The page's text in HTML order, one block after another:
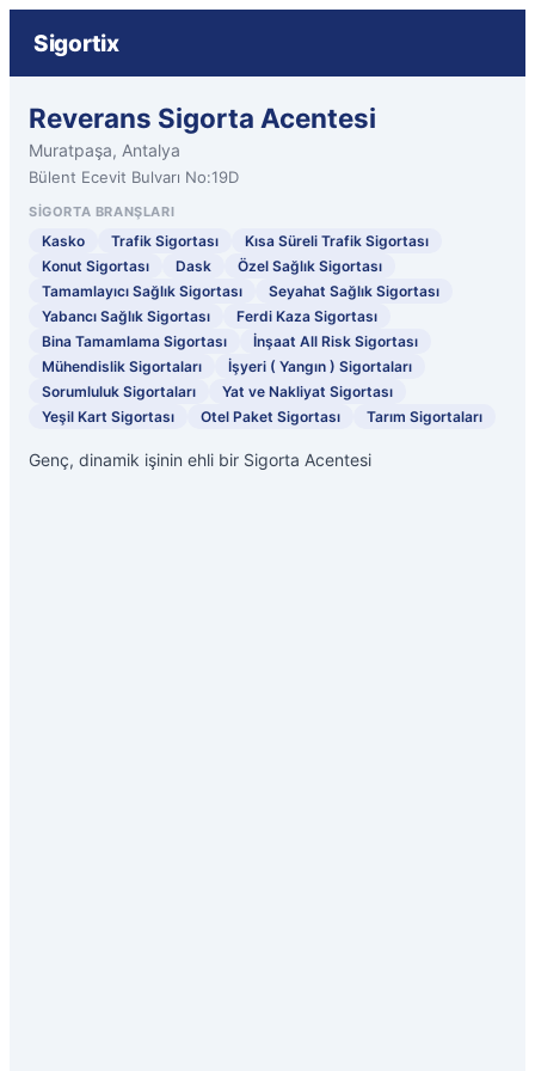
Sigortix
Reverans Sigorta Acentesi
Muratpaşa, Antalya
Bülent Ecevit Bulvarı No:19D
SIGORTA BRANŞLARI
Kasko Trafik Sigortası
Kısa Süreli Trafik Sigortası
Konut Sigortası
Dask
Özel Sağlık Sigortası
Tamamlayıcı Sağlık Sigortası
Seyahat Sağlık Sigortası
Yabancı Sağlık Sigortası
Ferdi Kaza Sigortası
Bina Tamamlama Sigortası
İnşaat All Risk Sigortası
Mühendislik Sigortaları
İşyeri ( Yangın ) Sigortaları
Sorumluluk Sigortaları
Yat ve Nakliyat Sigortası
Yeşil Kart Sigortası
Otel Paket Sigortası Tarım Sigortaları
Genç, dinamik işinin ehli bir Sigorta Acentesi